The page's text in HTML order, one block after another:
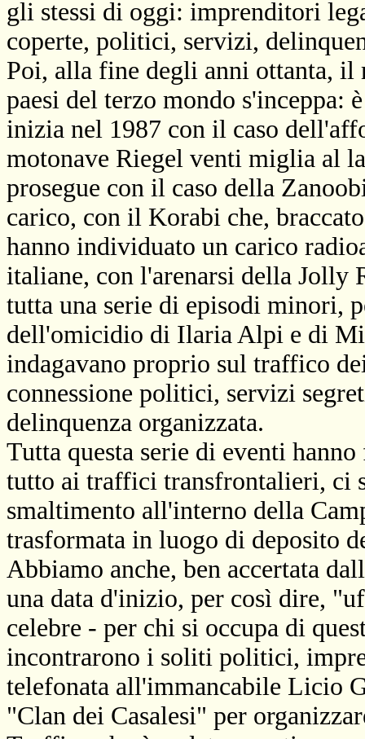
gli stessi di oggi: imprenditori
coperte, politici, servizi,
Poi, alla fine degli anni ottanta, il
paesi del terzo mondo
inizia nel 1987 con il caso
motonave Riegel venti miglia al
prosegue con il caso della
carico, con il Korabi che,
hanno individuato un carico
italiane, con l'arenarsi della Jolly
tutta una serie di episodi minori,
dell'omicidio di Ilaria Alpi e di
indagavano proprio sul traffico
connessione politici, servizi
delinquenza organizzata.
Tutta questa serie di eventi
tutto ai traffici transfrontalieri, ci
smaltimento all'interno della
trasformata in luogo di deposito
Abbiamo anche, ben accertata
una data d'inizio, per così dire,
celebre - per chi si occupa di
incontrarono i soliti politici,
telefonata all'immancabile Licio
"Clan dei Casalesi" per